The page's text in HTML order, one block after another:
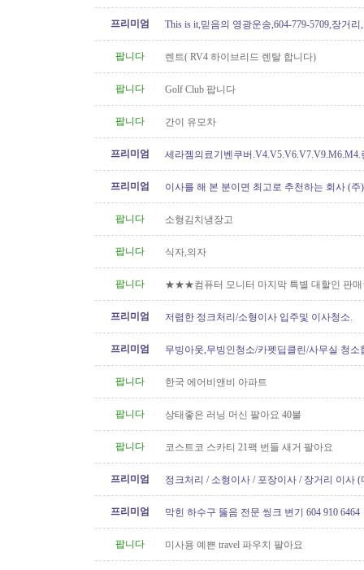
프리미엄 This is it,믿음의 영광운송,604-779-5709,장거리
팝니다 렌트( RV4 하이브리드 렌탈 합니다)
팝니다 Golf Club 팝니다
팝니다 간이 유모차
프리미엄
세라젬의료기벤쿠버.V4.V5.V6.V7.V9.M6.M4.
프리미엄
이사를 해 본 분이면 최고로 추천하는 회사 (주
팝니다
소형김치냉장고
팝니다 식자,의자
팝니다 ★★★컴퓨터 모니터 마지막 특별 대할인
프리미엄 저렴한 정크처리/소형이사 입주및 이사청소.
프리미엄 무빙아웃,무빙인청소/카펫딥클린/사무실 청소
팝니다 한국 에어비앤비 아파트
팝니다 상태좋은 러닝 머신 팔아요 40불
팝니다 코스트코 스카티 21팩 번들 새거 팔아요
프리미엄 정크처리 / 소형이사 / 포장이사 / 장거리 이사 (
프리미엄 막힌 하수구 뚫음 전문 씽크 변기 604 910 6464
팝니다 미사용 예쁜 travel 파우치 팔아요